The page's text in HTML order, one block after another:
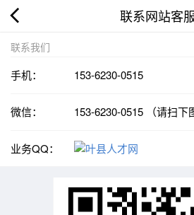
联系网站客
联系我们
手机： 153-6230-0515
微信： 153-6230-0515 （请扫下
业务QQ：